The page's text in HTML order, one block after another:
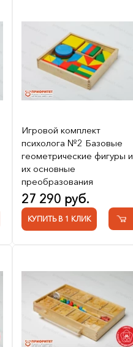
Игровой комплект
психолога №2 Базовые
геометрические фигуры и
их основные
преобразования
27 290 руб.
КУПИТЬ В 1 КЛИК